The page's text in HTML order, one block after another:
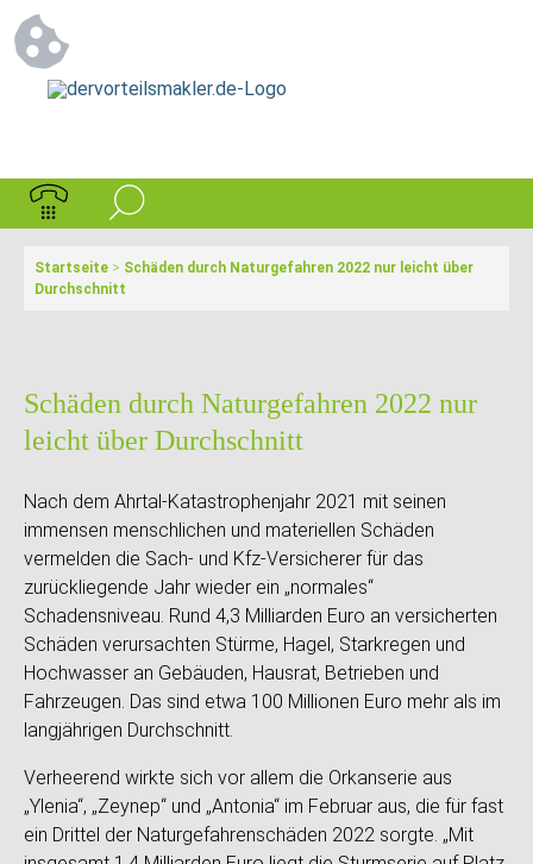
Startseite > Schäden durch Naturgefahren 2022 nur leicht über
Durchschnitt
Schäden durch Naturgefahren 2022 nur
leicht über Durchschnitt
Nach dem Ahrtal-Katastrophenjahr 2021 mit seinen
immensen menschlichen und materiellen Schäden
vermelden die Sach- und Kfz-Versicherer für das
zurückliegende Jahr wieder ein „normales“
Schadensniveau. Rund 4,3 Milliarden Euro an versicherten
Schäden verursachten Stürme, Hagel, Starkregen und
Hochwasser an Gebäuden, Hausrat, Betrieben und
Fahrzeugen. Das sind etwa 100 Millionen Euro mehr als im
langjährigen Durchschnitt.
Verheerend wirkte sich vor allem die Orkanserie aus
„Ylenia“, „Zeynep“ und „Antonia“ im Februar aus, die für fast
ein Drittel der Naturgefahrenschäden 2022 sorgte. „Mit